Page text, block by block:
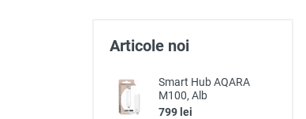
Articole noi
Smart Hub AQARA
M100, Alb
799 lei